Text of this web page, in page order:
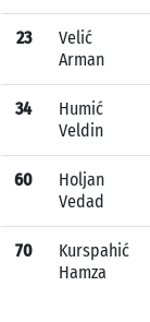
23
Velić
Arman
34
Humić
Veldin
60
Holjan
Vedad
70
Kurspahić
Hamza